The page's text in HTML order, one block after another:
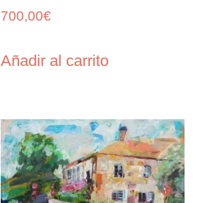
700,00€
Añadir al carrito